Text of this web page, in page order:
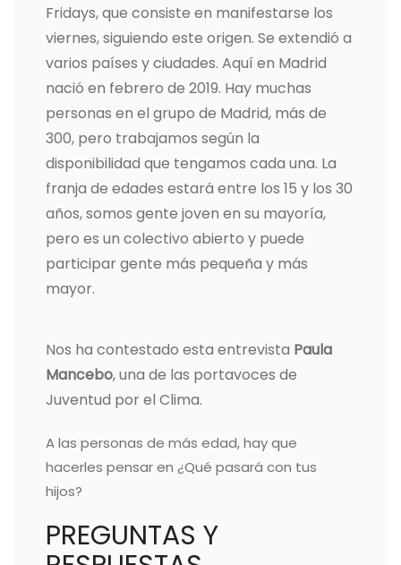
Fridays, que consiste en manifestarse los
viernes, siguiendo este origen. Se extendió a
varios países y ciudades. Aquí en Madrid
nació en febrero de 2019. Hay muchas
personas en el grupo de Madrid, más de
300, pero trabajamos según la
disponibilidad que tengamos cada una. La
franja de edades estará entre los 15 y los 30
años, somos gente joven en su mayoría,
pero es un colectivo abierto y puede
participar gente más pequeña y más
mayor.
Nos ha contestado esta entrevista Paula
Mancebo, una de las portavoces de
Juventud por el Clima.
A las personas de más edad, hay que
hacerles pensar en ¿Qué pasará con tus
hijos?
PREGUNTAS Y